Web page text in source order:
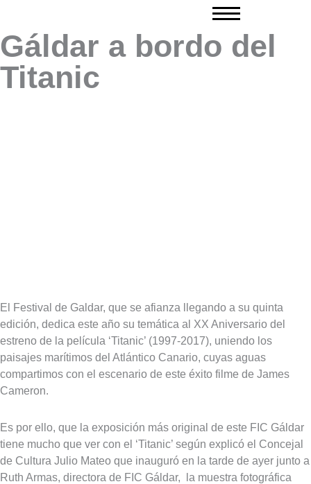
contenido
Gáldar a bordo del
Titanic
El Festival de Galdar, que se afianza llegando a su quinta
edición, dedica este año su temática al XX Aniversario del
estreno de la película ‘Titanic’ (1997-2017), uniendo los
paisajes marítimos del Atlántico Canario, cuyas aguas
compartimos con el escenario de este éxito filme de James
Cameron.
Es por ello, que la exposición más original de este FIC Gáldar
tiene mucho que ver con el ‘Titanic’ según explicó el Concejal
de Cultura Julio Mateo que inauguró en la tarde de ayer junto a
Ruth Armas, directora de FIC Gáldar, la muestra fotográfica